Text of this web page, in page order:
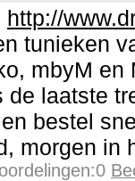
http://
tunieken
mbyM en
de laatste
bestel
morgen in